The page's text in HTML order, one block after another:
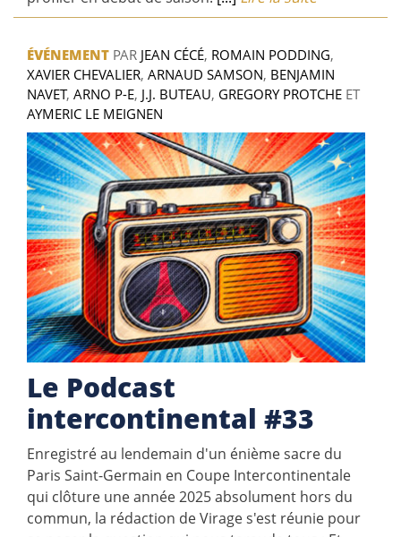
ÉVÉNEMENT PAR JEAN CÉCÉ, ROMAIN PODDING,
XAVIER CHEVALIER, ARNAUD SAMSON, BENJAMIN
NAVET, ARNO P-E, J.J. BUTEAU, GREGORY PROTCHE ET
AYMERIC LE MEIGNEN
Le Podcast
intercontinental #33
Enregistré au lendemain d'un énième sacre du
Paris Saint-Germain en Coupe Intercontinentale
qui clôture une année 2025 absolument hors du
commun, la rédaction de Virage s'est réunie pour